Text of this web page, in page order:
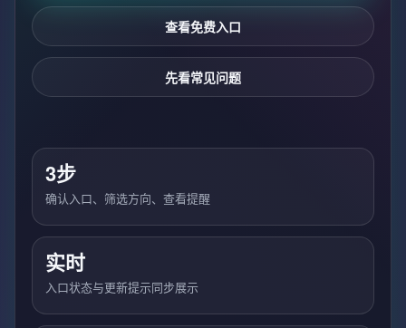
查看免费入口
先看常见问题
3步
确认入口、筛选方向、查看提醒
实时
入口状态与更新提示同步展示